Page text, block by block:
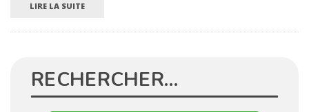
LIRE LA SUITE
RECHERCHER…